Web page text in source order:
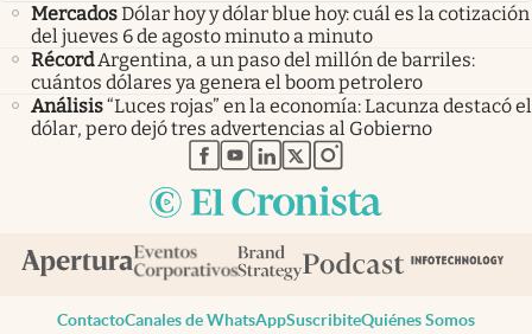
MercadosDólar hoy y dólar blue hoy: cuál es la cotización
del jueves 6 de agosto minuto a minuto
Récord Argentina, a un paso del millón de barriles:
cuántos dólares ya genera el boom petrolero
Análisis“Luces rojas” en la economía: Lacunza destacó el
dólar, pero dejó tres advertencias al Gobierno
abre en nueva pestaña
abre en nueva pestaña
abre en nueva pestaña
abre en nueva pestaña
abre en nueva pestaña
ContactoCanales de WhatsAppSuscribiteQuiénes Somos